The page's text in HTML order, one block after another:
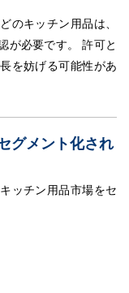
のキッチン用品は、
が必要です。 許可と
を妨げる可能性があ
グメント化され
ッチン用品市場をセ